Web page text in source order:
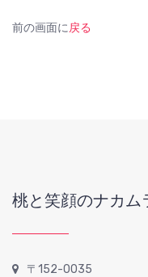
前の画面に戻る
桃と笑顔のナカム
〒152-0035